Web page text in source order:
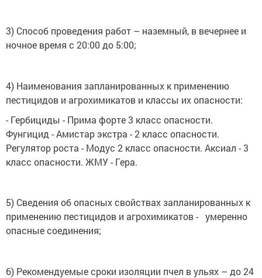
3) Способ проведения работ – наземный, в вечернее и
ночное время с 20:00 до 5:00;
4) Наименования запланированных к применению
пестицидов и агрохимикатов и классы их опасности:
- Гербициды - Прима форте 3 класс опасности.
Фунгицид - Амистар экстра - 2 класс опасности.
Регулятор роста - Модус 2 класс опасности. Аксиал - 3
класс опасности. ЖМУ - Гера.
5) Сведения об опасных свойствах запланированных к
применению пестицидов и агрохимикатов - умеренно
опасные соединения;
6) Рекомендуемые сроки изоляции пчел в ульях – до 24